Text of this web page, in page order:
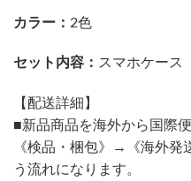
カラー： 2色
セット内容： スマホケース
【配送詳細】
■新品商品を海外から国際
《検品・梱包》→《海外
う流れになります。